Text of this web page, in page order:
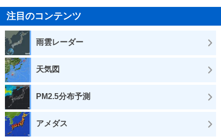
注目のコンテンツ
雨雲レーダー
天気図
PM2.5分布予測
アメダス